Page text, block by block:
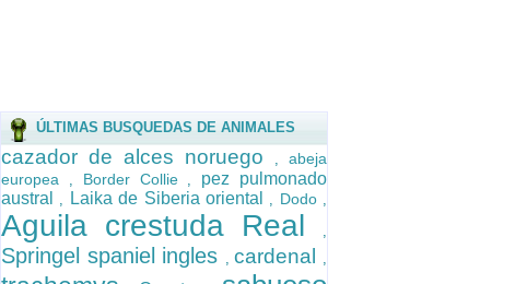
ÚLTIMAS BUSQUEDAS DE ANIMALES
cazador de alces noruego , abeja
europea
, Border Collie , pez pulmonado
austral
, Laika de Siberia oriental , Dodo ,
Aguila crestuda Real ,
Springel spaniel ingles ,cardenal ,